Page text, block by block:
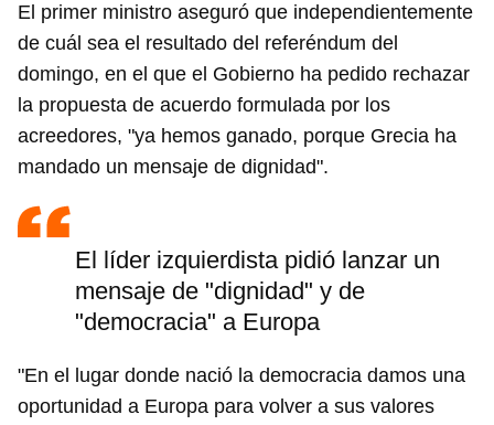
El primer ministro aseguró que independientemente
de cuál sea el resultado del referéndum del
domingo, en el que el Gobierno ha pedido rechazar
la propuesta de acuerdo formulada por los
acreedores, "ya hemos ganado, porque Grecia ha
mandado un mensaje de dignidad".
El líder izquierdista pidió lanzar un
mensaje de "dignidad" y de
"democracia" a Europa
"En el lugar donde nació la democracia damos una
oportunidad a Europa para volver a sus valores